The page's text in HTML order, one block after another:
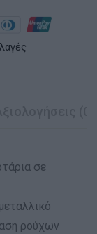
σε
ρούχων